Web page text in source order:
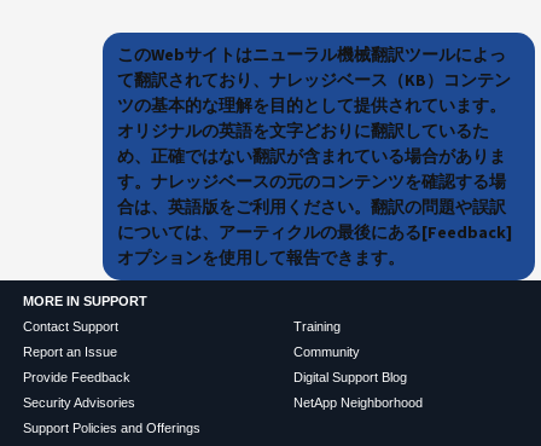
このWebサイトはニューラル機械翻訳ツールによっ
て翻訳されており、ナレッジベース（KB）コンテン
ツの基本的な理解を目的として提供されています。
オリジナルの英語を文字どおりに翻訳しているた
め、正確ではない翻訳が含まれている場合がありま
す。ナレッジベースの元のコンテンツを確認する場
合は、英語版をご利用ください。翻訳の問題や誤訳
については、アーティクルの最後にある[Feedback]
オプションを使用して報告できます。
MORE IN SUPPORT
Contact Support
Report an Issue
Provide Feedback
Security Advisories
Support Policies and Offerings
Training
Community
Digital Support Blog
NetApp Neighborhood